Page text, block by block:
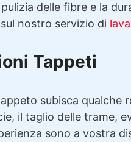
delle fibre e la
nostro servizio di
Tappeti
subisca qualche
il taglio delle trame,
sono a vostra